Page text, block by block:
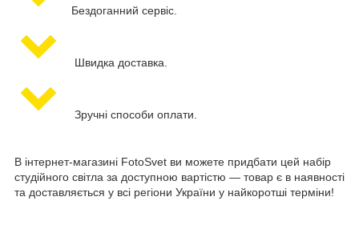
Бездоганний сервіс.
Швидка доставка.
Зручні способи оплати.
В інтернет-магазині FotoSvet ви можете придбати цей набір
студійного світла за доступною вартістю — товар є в наявності
та доставляється у всі регіони України у найкоротші терміни!